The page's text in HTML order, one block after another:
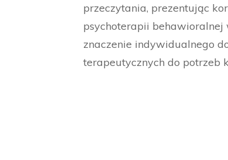
przeczytania, prezentując
psychoterapii behawioralnej
znaczenie indywidualnego
terapeutycznych do potrzeb